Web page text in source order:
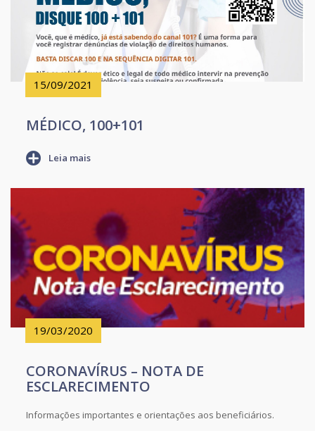
15/09/2021
MÉDICO, 100+101
Leia mais
19/03/2020
CORONAVÍRUS – NOTA DE
ESCLARECIMENTO
Informações importantes e orientações aos beneficiários.